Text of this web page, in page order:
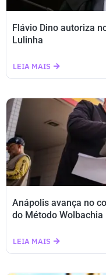
Flávio Dino autoriza
Lulinha
LEIA MAIS
Anápolis avança no
do Método Wolbachia
LEIA MAIS